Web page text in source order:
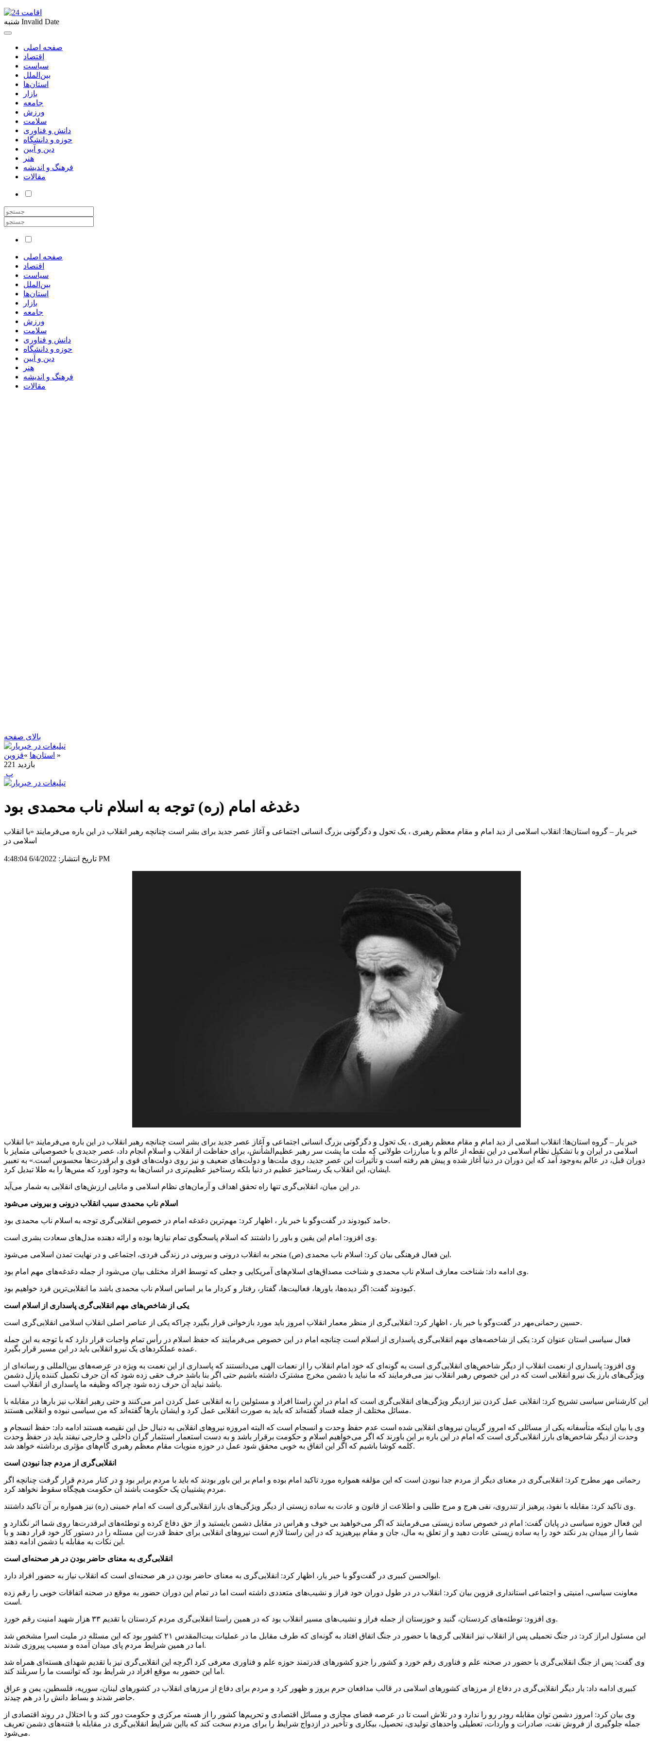
شنبه Invalid Date
صفحه اصلی
اقتصاد
سیاست
بین‌الملل
استان‌ها
بازار
جامعه
ورزش
سلامت
دانش و فناوری
حوزه و دانشگاه
دین و آیین
هنر
فرهنگ و اندیشه
مقالات
صفحه اصلی
اقتصاد
سیاست
بین‌الملل
استان‌ها
بازار
جامعه
ورزش
سلامت
دانش و فناوری
حوزه و دانشگاه
دین و آیین
هنر
فرهنگ و اندیشه
مقالات
بالای صفحه
استان‌ها »قزوین
»
221 بازدید
‍ پ
دغدغه امام (ره) توجه به اسلام ناب محمدی بود
خبر یار – گروه استان‌ها: انقلاب اسلامی از دید امام و مقام معظم رهبری ، یک تحول و دگرگونی بزرگ انسانی اجتماعی و آغاز عصر جدید برای بشر است چنانچه رهبر انقلاب در این باره می‌فرمایند «با انقلاب
اسلامی در
تاریخ انتشار: 6/4/2022 4:48:04 PM
خبر یار – گروه استان‌ها: انقلاب اسلامی از دید امام و مقام معظم رهبری ، یک تحول و دگرگونی بزرگ انسانی اجتماعی و آغاز عصر جدید برای بشر است چنانچه رهبر انقلاب در این باره می‌فرمایند «با انقلاب
اسلامی در ایران و با تشکیل نظام اسلامی در این نقطه از عالم و با مبارزات طولانی که ملت ما پشت سر رهبر عظیم‌الشأنش، برای حفاظت از انقلاب و اسلام انجام داد، عصر جدیدی با خصوصیاتی متمایز با
دوران قبل، در عالم به‌وجود آمد که این دوران در دنیا آغاز شده و پیش هم رفته است و تأثیرات این عصر جدید، روی ملت‌ها و دولت‌های ضعیف و نیز روی دولت‌های قوی و ابرقدرت‌ها محسوس است.» به تعبیر
ایشان، این انقلاب یک رستاخیز عظیم در دنیا بلکه رستاخیز عظیم‌تری در انسان‌ها به وجود آورد که مس‌ها را به طلا تبدیل کرد.
در این میان، انقلابی‌گری تنها راه تحقق اهداف و آرمان‌های نظام اسلامی و مانایی ارزش‌های انقلابی به شمار می‌آید.
اسلام ناب محمدی سبب انقلاب درونی و بیرونی می‌شود
حامد کبودوند در گفت‌وگو با خبر یار ، اظهار کرد: مهم‌ترین دغدغه امام در خصوص انقلابی‌گری توجه به اسلام ناب محمدی بود.
وی افزود: امام این یقین و باور را داشتند که اسلام پاسخگوی تمام نیازها بوده و ارائه دهنده مدل‌های سعادت بشری است.
این فعال فرهنگی بیان کرد: اسلام ناب محمدی (ص) منجر به انقلاب درونی و بیرونی در زندگی فردی، اجتماعی و در نهایت تمدن اسلامی می‌شود.
وی ادامه داد: شناخت معارف اسلام ناب محمدی و شناخت مصداق‌های اسلام‌های آمریکایی و جعلی که توسط افراد مختلف بیان می‌شود از جمله دغدغه‌های مهم امام بود.
کبودوند گفت: اگر دیده‌ها، باورها، فعالیت‌ها، گفتار، رفتار و کردار ما بر اساس اسلام ناب محمدی باشد ما انقلابی‌ترین فرد خواهیم بود.
یکی از شاخص‌های مهم انقلابی‌گری پاسداری از اسلام است
حسین رحمانی‌مهر در گفت‌وگو با خبر یار ، اظهار کرد: انقلابی‌گری از منظر معمار انقلاب امروز باید مورد بازخوانی قرار بگیرد چراکه یکی از عناصر اصلی انقلاب اسلامی انقلابی‌گری است.
فعال سیاسی استان عنوان کرد: یکی از شاخصه‌های مهم انقلابی‌گری پاسداری از اسلام است چنانچه امام در این خصوص می‌فرمایند که حفظ اسلام در رأس تمام واجبات قرار دارد که با توجه به این جمله
عمده عملکردهای یک نیرو انقلابی باید در این مسیر قرار بگیرد.
وی افزود: پاسداری از نعمت انقلاب از دیگر شاخص‌های انقلابی‌گری است به گونه‌ای که خود امام انقلاب را از نعمات الهی می‌دانستند که پاسداری از این نعمت به ویژه در عرصه‌های بین‌المللی و رسانه‌ای از
ویژگی‌های بارز یک نیرو انقلابی است که در این خصوص رهبر انقلاب نیز می‌فرمایند که ما نباید با دشمن مخرج مشترک داشته باشیم حتی اگر بنا باشد حرف حقی زده شود که آن حرف تکمیل کننده پازل دشمن
باشد نباید آن حرف زده شود چراکه وظیفه ما پاسداری از انقلاب است.
این کارشناس سیاسی تشریح کرد: انقلابی عمل کردن نیز ازدیگر ویژگی‌های انقلابی‌گری است که امام در این راستا افراد و مسئولین را به انقلابی عمل کردن امر می‌کنند و حتی رهبر انقلاب نیز بارها در مقابله با
مسائل مختلف از جمله فساد گفته‌اند که باید به صورت انقلابی عمل کرد و ایشان بارها گفته‌اند که من سیاسی نبوده و انقلابی هستند.
وی با بیان اینکه متأسفانه یکی از مسائلی که امروز گریبان نیروهای انقلابی شده است عدم حفظ وحدت و انسجام است که البته امروزه نیروهای انقلابی به دنبال حل این نقیصه هستند ادامه داد: حفظ انسجام و
وحدت از دیگر شاخص‌های بارز انقلابی‌گری است که امام در این باره بر این باورند که اگر می‌خواهیم اسلام و حکومت برقرار باشد و به دست استعمار استثمار گران داخلی و خارجی نیفتد باید در حفظ وحدت
کلمه کوشا باشیم که اگر این اتفاق به خوبی محقق شود عمل در حوزه منویات مقام معظم رهبری گام‌های مؤثری برداشته خواهد شد.
انقلابی‌گری از مردم جدا نبودن است
رحمانی مهر مطرح کرد: انقلابی‌گری در معنای دیگر از مردم جدا نبودن است که این مؤلفه همواره مورد تاکید امام بوده و امام بر این باور بودند که باید با مردم برابر بود و در کنار مردم قرار گرفت چنانچه اگر
مردم پشتیبان یک حکومت باشند آن حکومت هیچگاه سقوط نخواهد کرد.
وی تاکید کرد: مقابله با نفوذ، پرهیز از تندروی، نفی هرج و مرج طلبی و اطلاعت از قانون و عادت به ساده زیستی از دیگر ویژگی‌های بارز انقلابی‌گری است که امام خمینی (ره) نیز همواره بر آن تاکید داشتند.
این فعال حوزه سیاسی در پایان گفت: امام در خصوص ساده زیستی می‌فرمایند که اگر می‌خواهید بی خوف و هراس در مقابل دشمن بایستید و از حق دفاع کرده و توطئه‌های ابرقدرت‌ها روی شما اثر نگذارد و
شما را از میدان بدر نکند خود را به ساده زیستی عادت دهید و از تعلق به مال، جان و مقام بپرهیزید که در این راستا لازم است نیروهای انقلابی برای حفظ قدرت این مسئله را در دستور کار خود قرار دهند و با
این نکات به مقابله با دشمن ادامه دهند.
انقلابی‌گری به معنای حاضر بودن در هر صحنه‌ای است
ابوالحسن کبیری در گفت‌وگو با خبر یار، اظهار کرد: انقلابی‌گری به معنای حاضر بودن در هر صحنه‌ای است که انقلاب نیاز به حضور افراد دارد.
معاونت سیاسی، امنیتی و اجتماعی استانداری قزوین بیان کرد: انقلاب در در طول دوران خود فراز و نشیب‌های متعددی داشته است اما در تمام این دوران حضور به موقع در صحنه اتفاقات خوبی را رقم زده
است.
وی افزود: توطئه‌های کردستان، گنبد و خوزستان از جمله فراز و نشیب‌های مسیر انقلاب بود که در همین راستا انقلابی‌گری مردم کردستان با تقدیم ۳۳ هزار شهید امنیت رقم خورد.
این مسئول ابراز کرد: در جنگ تحمیلی پس از انقلاب نیز انقلابی گری‌ها با حضور در جنگ اتفاق افتاد به گونه‌ای که طرف مقابل ما در عملیات بیت‌المقدس ۲۱ کشور بود که این مسئله در ملیت اسرا مشخص شد
اما در همین شرایط مردم پای میدان آمده و مسبب پیروزی شدند.
وی گفت: پس از جنگ انقلابی‌گری با حضور در صحنه علم و فناوری رقم خورد و کشور را جزو کشورهای قدرتمند حوزه علم و فناوری معرفی کرد اگرچه این انقلابی‌گری نیز با تقدیم شهدای هسته‌ای همراه شد
اما این حضور به موقع افراد در شرایط بود که توانست ما را سربلند کند.
کبیری ادامه داد: بار دیگر انقلابی‌گری در دفاع از مرزهای کشورهای اسلامی در قالب مدافعان حرم بروز و ظهور کرد و مردم برای دفاع از مرزهای انقلاب در کشورهای لبنان، سوریه، فلسطین، یمن و عراق
حاضر شدند و بساط دانش را در هم چیدند.
وی بیان کرد: امروز دشمن توان مقابله رودر رو را ندارد و در تلاش است تا در عرصه فضای مجازی و مسائل اقتصادی و تحریم‌ها کشور را از هسته مرکزی و حکومت دور کند و با اختلال در روند اقتصادی از
جمله جلوگیری از فروش نفت، صادرات و واردات، تعطیلی واحدهای تولیدی، تحصیل، بیکاری و تأخیر در ازدواج شرایط را برای مردم سخت کند که بااین شرایط انقلابی‌گری در مقابله با فتنه‌های دشمن تعریف
می‌شود.